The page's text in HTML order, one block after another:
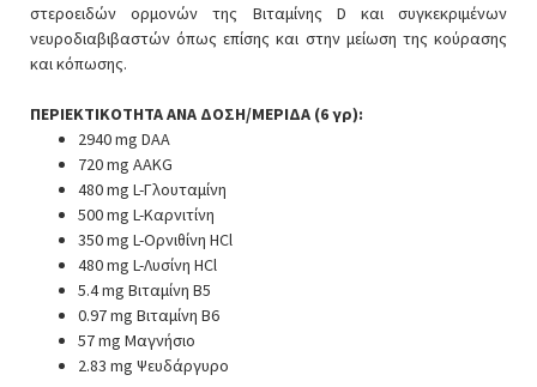
στεροειδών ορμονών της Βιταμίνης D και συγκεκριμένων
νευροδιαβιβαστών όπως επίσης και στην μείωση της κούρασης
και κόπωσης.
ΠΕΡΙΕΚΤΙΚΟΤΗΤΑ ΑΝΑ ΔΟΣΗ/ΜΕΡΙΔΑ (6 γρ):
2940 mg DAA
720 mg AAKG
480 mg L-Γλουταμίνη
500 mg L-Καρνιτίνη
350 mg L-Ορνιθίνη HCl
480 mg L-Λυσίνη HCl
5.4 mg Βιταμίνη B5
0.97 mg Βιταμίνη B6
57 mg Μαγνήσιο
2.83 mg Ψευδάργυρο